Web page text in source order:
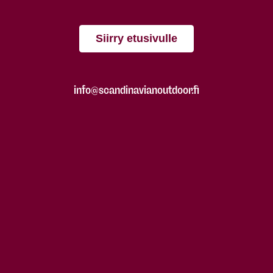
Siirry etusivulle
info@scandinavianoutdoor.fi